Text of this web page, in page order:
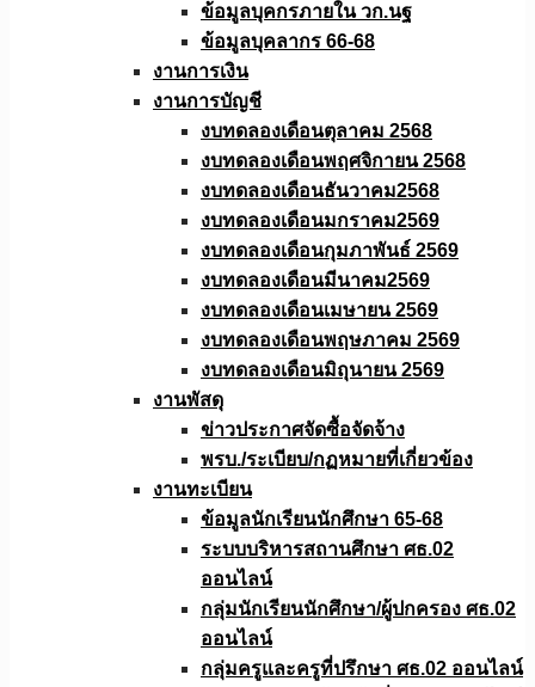
ข้อมูลบุคกรภายใน วก.นฐ
ข้อมูลบุคลากร 66-68
งานการเงิน
งานการบัญชี
งบทดลองเดือนตุลาคม 2568
งบทดลองเดือนพฤศจิกายน 2568
งบทดลองเดือนธันวาคม2568
งบทดลองเดือนมกราคม2569
งบทดลองเดือนกุมภาพันธ์ 2569
งบทดลองเดือนมีนาคม2569
งบทดลองเดือนเมษายน 2569
งบทดลองเดือนพฤษภาคม 2569
งบทดลองเดือนมิถุนายน 2569
งานพัสดุ
ข่าวประกาศจัดซื้อจัดจ้าง
พรบ./ระเบียบ/กฏหมายที่เกี่ยวข้อง
งานทะเบียน
ข้อมูลนักเรียนนักศึกษา 65-68
ระบบบริหารสถานศึกษา ศธ.02
ออนไลน์
กลุ่มนักเรียนนักศึกษา/ผู้ปกครอง ศธ.02
ออนไลน์
กลุ่มครูและครูที่ปรึกษา ศธ.02 ออนไลน์